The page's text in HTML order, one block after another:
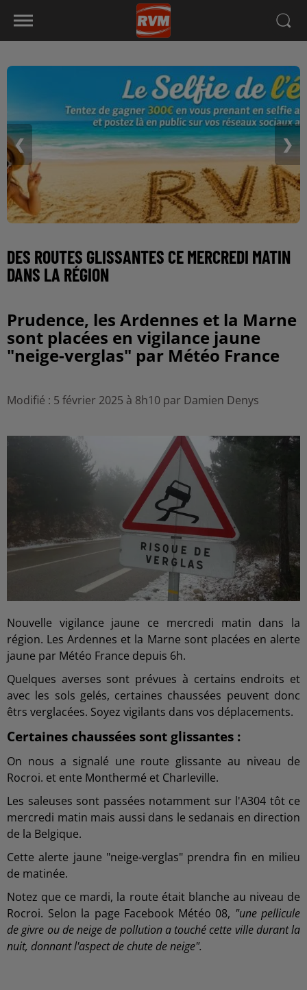
❮ ❯
DES ROUTES GLISSANTES CE MERCREDI MATIN
DANS LA RÉGION
Prudence, les Ardennes et la Marne
sont placées en vigilance jaune
"neige-verglas" par Météo France
Modifié : 5 février 2025 à 8h10 par Damien Denys
Nouvelle vigilance jaune ce mercredi matin dans la
région. Les Ardennes et la Marne sont placées en alerte
jaune par Météo France depuis 6h.
Quelques averses sont prévues à certains endroits et
avec les sols gelés, certaines chaussées peuvent donc
êtrs verglacées. Soyez vigilants dans vos déplacements.
Certaines chaussées sont glissantes :
On nous a signalé une route glissante au niveau de
Rocroi. et ente Monthermé et Charleville.
Les saleuses sont passées notamment sur l'A304 tôt ce
mercredi matin mais aussi dans le sedanais en direction
de la Belgique.
Cette alerte jaune "neige-verglas" prendra fin en milieu
de matinée.
Notez que ce mardi, la route était blanche au niveau de
Rocroi. Selon la page Facebook Météo 08, "une pellicule
de givre ou de neige de pollution a touché cette ville durant la
nuit, donnant l'aspect de chute de neige".